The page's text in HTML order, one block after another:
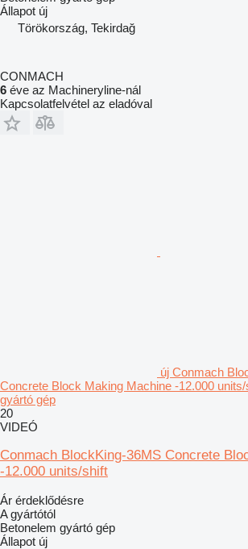
Állapot új
Törökország, Tekirdağ
CONMACH
6 éve az Machineryline-nál
Kapcsolatfelvétel az eladóval
új Conmach
Concrete Block Making Machine -12.000
gyártó gép
20
VIDEÓ
Conmach BlockKing-36MS Concrete
-12.000 units/shift
Ár érdeklődésre
A gyártótól
Betonelem gyártó gép
Állapot új